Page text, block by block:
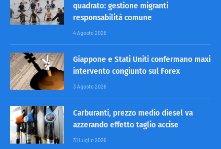
quadrato: gestione migranti
responsabilità comune
4 Agosto 2026
Giappone e Stati Uniti confermano maxi
intervento congiunto sul Forex
3 Agosto 2026
Carburanti, prezzo medio diesel va
azzerando effetto taglio accise
31 Luglio 2026